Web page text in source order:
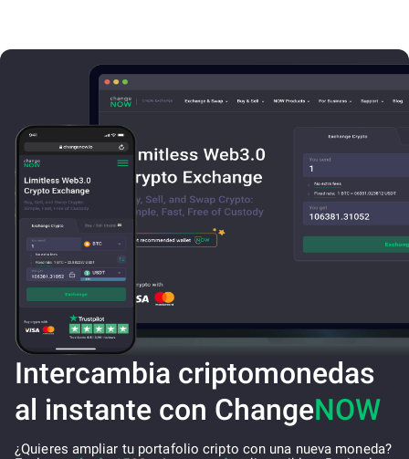
Intercambia criptomonedas
al instante con ChangeNOW
¿Quieres ampliar tu portafolio cripto con una nueva moneda?